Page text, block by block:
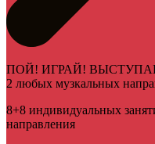
ПОЙ! ИГРАЙ!
2 любых музкальных
8+8 индивидуальных
направления